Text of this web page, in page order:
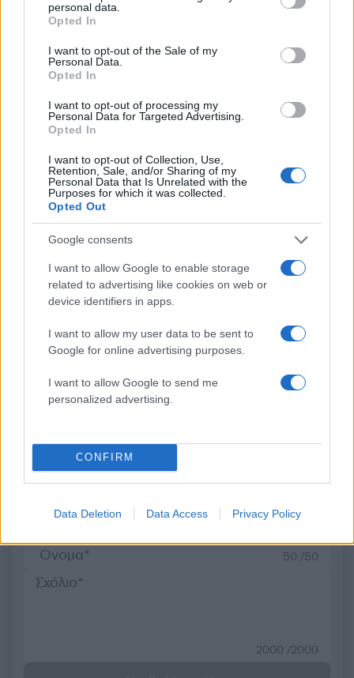
grant or deny consent to Google and its third-party tags to
use your data for below specified purposes in below Google
consent section.
personal data.
Opted In
I want to opt-out of the Sale of my
Personal Data.
Opted In
I want to opt-out of processing my
Personal Data for Targeted Advertising.
Opted In
I want to opt-out of Collection, Use,
Retention, Sale, and/or Sharing of my
Personal Data that Is Unrelated with the
Purposes for which it was collected.
Opted Out
Google consents
I want to allow Google to enable storage
related to advertising like cookies on web or
device identifiers in apps.
I want to allow my user data to be sent to
Google for online advertising purposes.
I want to allow Google to send me
personalized advertising.
CONFIRM
Data Deletion Data Access Privacy Policy
Σχολίασε εδώ
50 /50
2000 /2000
Αν τα χάσατε
Από τη θεωρία στην πράξη:
Academy εκπαιδεύει τη νέα
γενιά engineers
ελικόπτερα»
Βρετανός χειριστής